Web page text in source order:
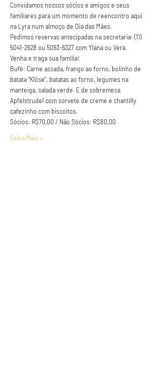
Convidamos nossos sócios e amigos e seus
familiares para um momento de reencontro aqui
na Lyra num almoço de Dia das Mães.
Pedimos reservas antecipadas na secretaria: (11)
5041-2628 ou 5093-6327 com Ylana ou Vera.
Venha e traga sua família!
Bufê: Carne assada, frango ao forno, bolinho de
batata "Klöse", batatas ao forno, legumes na
manteiga, salada verde. E de sobremesa
Apfelstrudel com sorvete de creme e chantilly
cafezinho com biscoitos.
Sócios: R$70,00 / Não Sócios: R$80,00
Saiba Mais >